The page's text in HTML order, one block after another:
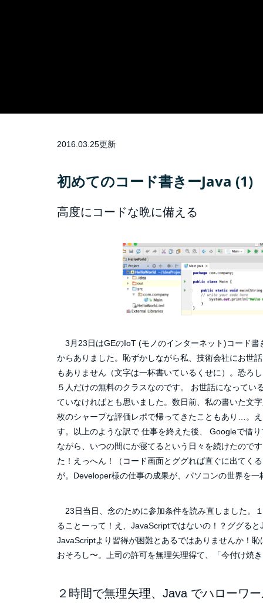
2016.03.25更新
初めてのコード書きーJava (1)
高度にコードな晩に備える
3月23日はGEのIoT (モノのインターネット)コード
からありました。恥ずかしながら私、技術会社にお世
もありません（文字は一杯書いているくせに）。恐ろ
５人だけの無料のクラスなのです。 お世話になって
ていなければとも思いました。数日前、私の書いた文
枚のシャープな評価レポで帰ってきたこともあり…。
す。以上のような訳で 仕事を終えた後、 Googleで借
ながら、いつの間にか寝てるという日々を続けたので
た！えっへん！（コード画面とググれば直ぐに出てく
が。Developer様の仕事の成果が、パソコンの世界を一
23日当日、念のために参加条件を読み直しました。
ることーって！え、JavaScriptではないの！？ググる
JavaScriptより習得が困難とあるではありませんか！
おそろし〜。上司の許可を無理矢理得て、「今付け焼
２時間で無理矢理、Java でハローワー